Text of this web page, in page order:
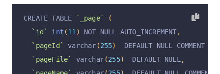
CREATE TABLE `_page`
(
`id`
int (11) NOT NULL AUTO_INCREMENT ,
`pageId`
varchar (255)
  DEFAULT NULL COMMENT
`pageFile`
varchar(255)
  DEFAULT NULL
,